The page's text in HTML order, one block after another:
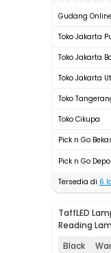
Gudang
Toko Jakarta
Toko Jakarta
Toko Jakarta
Toko
Toko Cikupa
Pick n Go
Pick n Go
Tersedia di 6
TaffLED
Reading
Black